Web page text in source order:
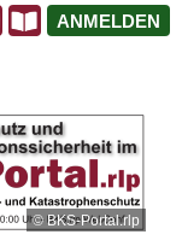
ANMELDEN
© BKS-Portal.rlp